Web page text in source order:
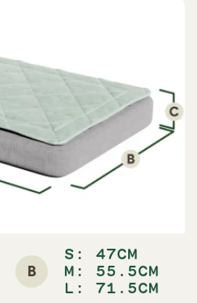
B
S: 47CM
M: 55.5CM
L: 71.5CM